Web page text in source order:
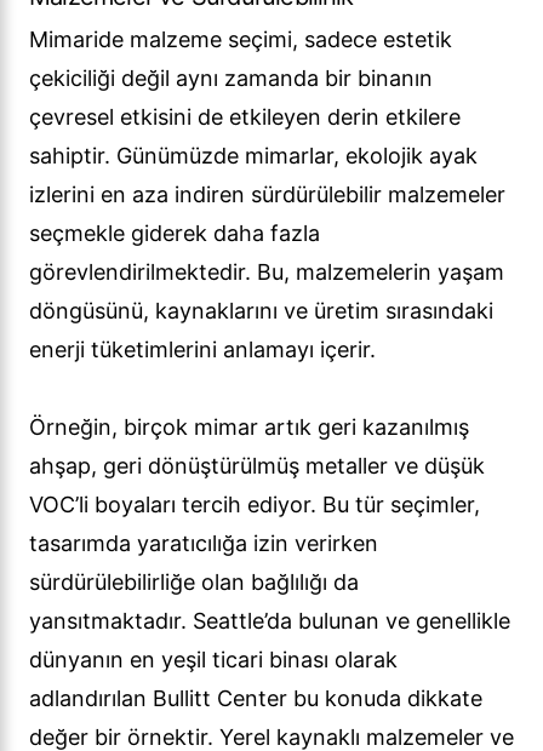
Mimaride malzeme seçimi, sadece estetik
çekiciliği değil aynı zamanda bir binanın
çevresel etkisini de etkileyen derin etkilere
sahiptir. Günümüzde mimarlar, ekolojik ayak
izlerini en aza indiren sürdürülebilir malzemeler
seçmekle giderek daha fazla
görevlendirilmektedir. Bu, malzemelerin yaşam
döngüsünü, kaynaklarını ve üretim sırasındaki
enerji tüketimlerini anlamayı içerir.
Örneğin, birçok mimar artık geri kazanılmış
ahşap, geri dönüştürülmüş metaller ve düşük
VOC’li boyaları tercih ediyor. Bu tür seçimler,
tasarımda yaratıcılığa izin verirken
sürdürülebilirliğe olan bağlılığı da
yansıtmaktadır. Seattle’da bulunan ve genellikle
dünyanın en yeşil ticari binası olarak
adlandırılan Bullitt Center bu konuda dikkate
değer bir örnektir. Yerel kaynaklı malzemeler ve